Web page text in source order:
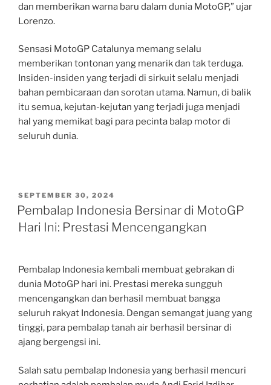
dan memberikan warna baru dalam dunia MotoGP,” ujar
Lorenzo.
Sensasi MotoGP Catalunya memang selalu
memberikan tontonan yang menarik dan tak terduga.
Insiden-insiden yang terjadi di sirkuit selalu menjadi
bahan pembicaraan dan sorotan utama. Namun, di balik
itu semua, kejutan-kejutan yang terjadi juga menjadi
hal yang memikat bagi para pecinta balap motor di
seluruh dunia.
POSTED
ON
SEPTEMBER 30, 2024
Pembalap Indonesia Bersinar di MotoGP
Hari Ini: Prestasi Mencengangkan
Pembalap Indonesia kembali membuat gebrakan di
dunia MotoGP hari ini. Prestasi mereka sungguh
mencengangkan dan berhasil membuat bangga
seluruh rakyat Indonesia. Dengan semangat juang yang
tinggi, para pembalap tanah air berhasil bersinar di
ajang bergengsi ini.
Salah satu pembalap Indonesia yang berhasil mencuri